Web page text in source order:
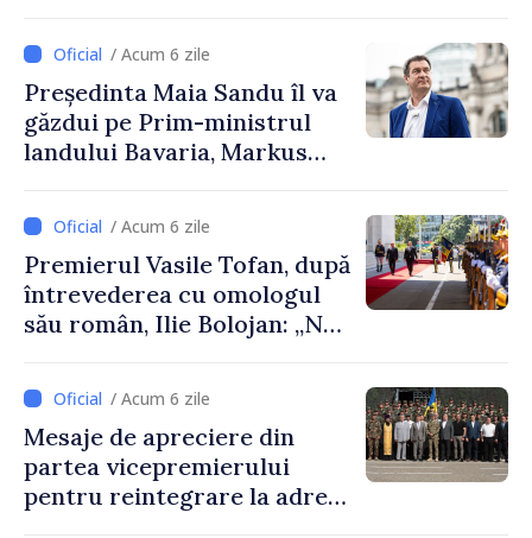
/ Acum 6 zile
Președinta Maia Sandu îl va
găzdui pe Prim-ministrul
landului Bavaria, Markus
/ Acum 6 zile
Premierul Vasile Tofan, după
întrevederea cu omologul
său român, Ilie Bolojan: „Ne
apropierea dintre țările
noastre în mai multe
investiții și oportunități
pentru oameni”
/ Acum 6 zile
Mesaje de apreciere din
partea vicepremierului
pentru reintegrare la adresa